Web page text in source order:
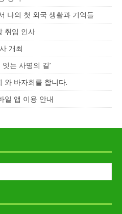
나의 첫 외국 생활과 기억들
취임 인사
개최
는 사명의 길’
와 바자회를 합니다.
일 앱 이용 안내